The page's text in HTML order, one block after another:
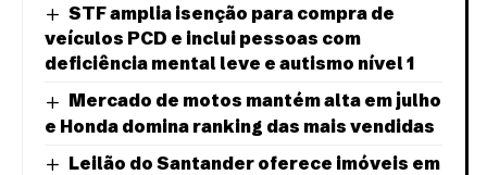
STF amplia isenção para compra de
veículos PCD e inclui pessoas com
deficiência mental leve e autismo nível 1
Mercado de motos mantém alta em julho
e Honda domina ranking das mais vendidas
Leilão do Santander oferece imóveis em